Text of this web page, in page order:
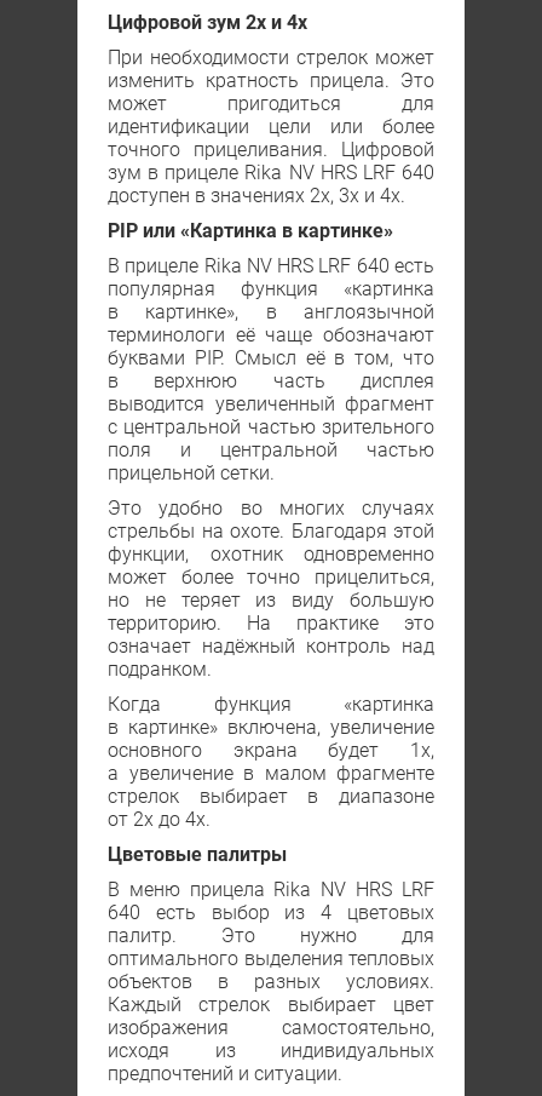
Цифровой зум 2х и 4х
При необходимости стрелок может
изменить кратность прицела. Это
может пригодиться для
идентификации цели или более
точного прицеливания. Цифровой
зум в прицеле Rika NV HRS LRF 640
доступен в значениях 2х, 3х и 4х.
PIP или «Картинка в картинке»
В прицеле Rika NV HRS LRF 640 есть
популярная функция «картинка
в картинке», в англоязычной
терминологи её чаще обозначают
буквами PIP. Смысл её в том, что
в верхнюю часть дисплея
выводится увеличенный фрагмент
с центральной частью зрительного
поля и центральной частью
прицельной сетки.
Это удобно во многих случаях
стрельбы на охоте. Благодаря этой
функции, охотник одновременно
может более точно прицелиться,
но не теряет из виду большую
территорию. На практике это
означает надёжный контроль над
подранком.
Когда функция «картинка
в картинке» включена, увеличение
основного экрана будет 1х,
а увеличение в малом фрагменте
стрелок выбирает в диапазоне
от 2х до 4х.
Цветовые палитры
В меню прицела Rika NV HRS LRF
640 есть выбор из 4 цветовых
палитр. Это нужно для
оптимального выделения тепловых
объектов в разных условиях.
Каждый стрелок выбирает цвет
изображения самостоятельно,
исходя из индивидуальных
предпочтений и ситуации.